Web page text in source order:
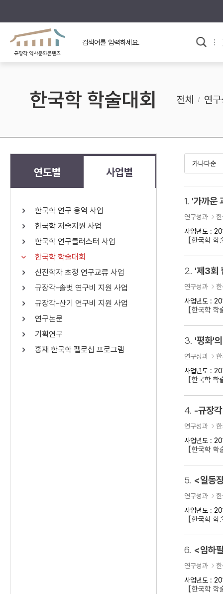
규장각의 어제와 오늘
규장각 소개영상
사료와 문학으로 본
고대
고려
조선 후기
근대
검색 연산자 사용안내
연산자
AND
OR 정조 OR 정약용 “정조” 또는 “
료를 검색
한국학 학술대회 전체 연
연도별 사업별
한국학 연구 용역 사업
한국학 저술지원 사업
한국학 연구클러스터 사업
한국학 학술대회
신진학자 초청 연구교류 사업
규장각-솔벗 연구비 지원 사업
규장각-산기 연구비 지원 사업
연구논문
기획연구
홍재 한국학 펠로십 프로그램
1. '가까운
연구성과
사업년도 :
【한국학
2. '제3회
연구성과
사업년도 :
【한국학
3. '평화'
연구성과
사업년도 :
【한국학
4. -규장
연구성과
사업년도 :
【한국학
5. <일동
연구성과
사업년도 :
【한국학
6. <임하
연구성과
사업년도 :
【한국학